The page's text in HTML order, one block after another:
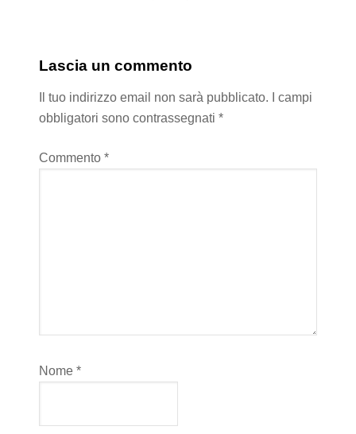
Lascia un commento
Il tuo indirizzo email non sarà pubblicato.
I campi
obbligatori sono contrassegnati *
Commento *
Nome *